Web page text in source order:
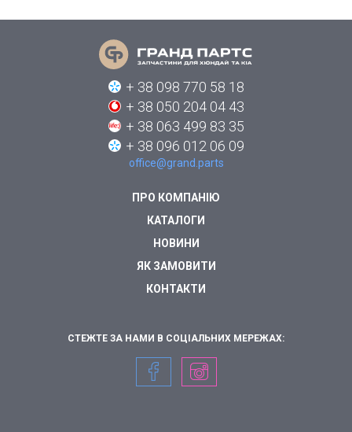
ПРО КОМПАНІЮ
КАТАЛОГИ
НОВИНИ
ЯК ЗАМОВИТИ
КОНТАКТИ
+ 38 098 770 58 18
+ 38 050 204 04 43
+ 38 063 499 83 35
+ 38 096 012 06 09
office@grand.parts
СТЕЖТЕ ЗА НАМИ В СОЦІАЛЬНИХ МЕРЕЖАХ: